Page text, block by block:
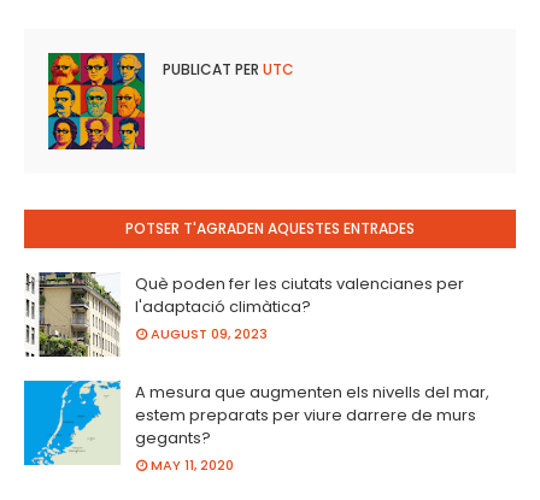
PUBLICAT PER UTC
POTSER T'AGRADEN AQUESTES ENTRADES
Què poden fer les ciutats valencianes per
l'adaptació climàtica?
AUGUST 09, 2023
A mesura que augmenten els nivells del mar,
estem preparats per viure darrere de murs
gegants?
MAY 11, 2020